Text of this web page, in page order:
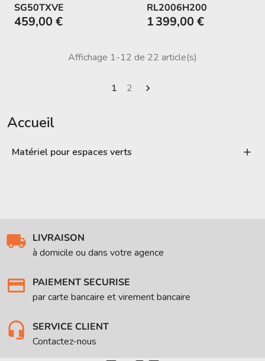
Accueil
Matériel pour espaces verts
SG50TXVE
459,00 €
RL2006H200
1 399,00 €
Affichage 1-12 de 22 article(s)
1 2 
LIVRAISON
à domicile ou dans votre agence
PAIEMENT SECURISE
par carte bancaire et virement bancaire
SERVICE CLIENT
Contactez-nous